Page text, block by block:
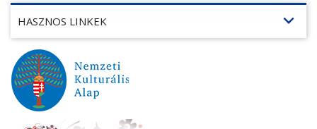
HASZNOS LINKEK expand_more